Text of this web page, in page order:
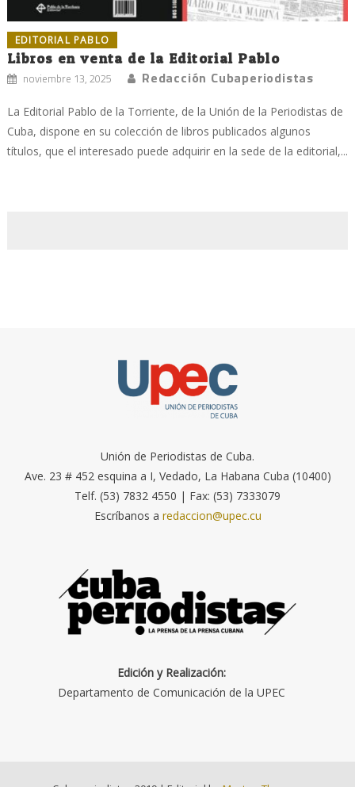
EDITORIAL PABLO
Libros en venta de la Editorial Pablo
noviembre 13, 2025 Redacción Cubaperiodistas
La Editorial Pablo de la Torriente, de la Unión de la Periodistas de
Cuba, dispone en su colección de libros publicados algunos
títulos, que el interesado puede adquirir en la sede de la editorial,...
Unión de Periodistas de Cuba.
Ave. 23 # 452 esquina a I, Vedado, La Habana Cuba (10400)
Telf. (53) 7832 4550 | Fax: (53) 7333079
Escríbanos a redaccion@upec.cu
Edición y Realización:
Departamento de Comunicación de la UPEC